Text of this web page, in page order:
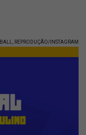
REPRODUÇÃO/INSTAGRAM